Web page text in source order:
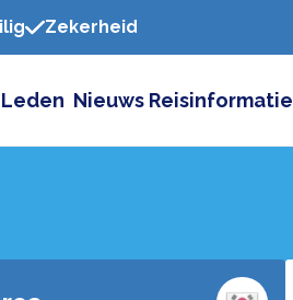
Zekerheid
Leden Nieuws Reisinformatie